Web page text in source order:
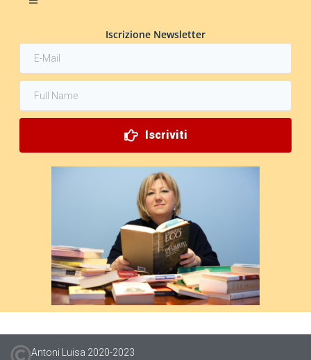
Iscrizione Newsletter
Iscriviti
Antoni Luisa 2020-2023